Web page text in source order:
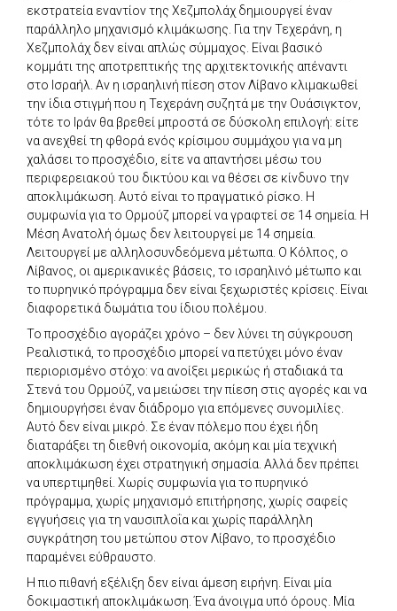
εκστρατεία εναντίον της Χεζμπολάχ δημιουργεί έναν
παράλληλο μηχανισμό κλιμάκωσης. Για την Τεχεράνη, η
Χεζμπολάχ δεν είναι απλώς σύμμαχος. Είναι βασικό
κομμάτι της αποτρεπτικής της αρχιτεκτονικής απέναντι
στο Ισραήλ. Αν η ισραηλινή πίεση στον Λίβανο κλιμακωθεί
την ίδια στιγμή που η Τεχεράνη συζητά με την Ουάσιγκτον,
τότε το Ιράν θα βρεθεί μπροστά σε δύσκολη επιλογή: είτε
να ανεχθεί τη φθορά ενός κρίσιμου συμμάχου για να μη
χαλάσει το προσχέδιο, είτε να απαντήσει μέσω του
περιφερειακού του δικτύου και να θέσει σε κίνδυνο την
αποκλιμάκωση. Αυτό είναι το πραγματικό ρίσκο. Η
συμφωνία για το Ορμούζ μπορεί να γραφτεί σε 14 σημεία. Η
Μέση Ανατολή όμως δεν λειτουργεί με 14 σημεία.
Λειτουργεί με αλληλοσυνδεόμενα μέτωπα. Ο Κόλπος, ο
Λίβανος, οι αμερικανικές βάσεις, το ισραηλινό μέτωπο και
το πυρηνικό πρόγραμμα δεν είναι ξεχωριστές κρίσεις. Είναι
διαφορετικά δωμάτια του ίδιου πολέμου.
Το προσχέδιο αγοράζει χρόνο – δεν λύνει τη σύγκρουση
Ρεαλιστικά, το προσχέδιο μπορεί να πετύχει μόνο έναν
περιορισμένο στόχο: να ανοίξει μερικώς ή σταδιακά τα
Στενά του Ορμούζ, να μειώσει την πίεση στις αγορές και να
δημιουργήσει έναν διάδρομο για επόμενες συνομιλίες.
Αυτό δεν είναι μικρό. Σε έναν πόλεμο που έχει ήδη
διαταράξει τη διεθνή οικονομία, ακόμη και μία τεχνική
αποκλιμάκωση έχει στρατηγική σημασία. Αλλά δεν πρέπει
να υπερτιμηθεί. Χωρίς συμφωνία για το πυρηνικό
πρόγραμμα, χωρίς μηχανισμό επιτήρησης, χωρίς σαφείς
εγγυήσεις για τη ναυσιπλοΐα και χωρίς παράλληλη
συγκράτηση του μετώπου στον Λίβανο, το προσχέδιο
παραμένει εύθραυστο.
Η πιο πιθανή εξέλιξη δεν είναι άμεση ειρήνη. Είναι μία
δοκιμαστική αποκλιμάκωση. Ένα άνοιγμα υπό όρους. Μία